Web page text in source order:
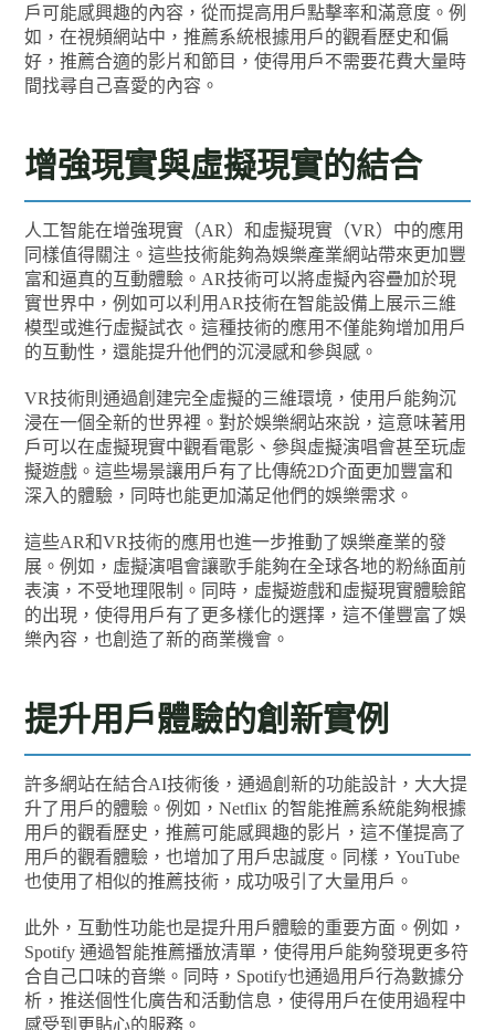
戶可能感興趣的內容，從而提高用戶點擊率和滿意度。例
如，在視頻網站中，推薦系統根據用戶的觀看歷史和偏
好，推薦合適的影片和節目，使得用戶不需要花費大量時
間找尋自己喜愛的內容。
增強現實與虛擬現實的結合
人工智能在增強現實（AR）和虛擬現實（VR）中的應用
同樣值得關注。這些技術能夠為娛樂產業網站帶來更加豐
富和逼真的互動體驗。AR技術可以將虛擬內容疊加於現
實世界中，例如可以利用AR技術在智能設備上展示三維
模型或進行虛擬試衣。這種技術的應用不僅能夠增加用戶
的互動性，還能提升他們的沉浸感和參與感。
VR技術則通過創建完全虛擬的三維環境，使用戶能夠沉
浸在一個全新的世界裡。對於娛樂網站來說，這意味著用
戶可以在虛擬現實中觀看電影、參與虛擬演唱會甚至玩虛
擬遊戲。這些場景讓用戶有了比傳統2D介面更加豐富和
深入的體驗，同時也能更加滿足他們的娛樂需求。
這些AR和VR技術的應用也進一步推動了娛樂產業的發
展。例如，虛擬演唱會讓歌手能夠在全球各地的粉絲面前
表演，不受地理限制。同時，虛擬遊戲和虛擬現實體驗館
的出現，使得用戶有了更多樣化的選擇，這不僅豐富了娛
樂內容，也創造了新的商業機會。
提升用戶體驗的創新實例
許多網站在結合AI技術後，通過創新的功能設計，大大提
升了用戶的體驗。例如，Netflix 的智能推薦系統能夠根據
用戶的觀看歷史，推薦可能感興趣的影片，這不僅提高了
用戶的觀看體驗，也增加了用戶忠誠度。同樣，YouTube
也使用了相似的推薦技術，成功吸引了大量用戶。
此外，互動性功能也是提升用戶體驗的重要方面。例如，
Spotify 通過智能推薦播放清單，使得用戶能夠發現更多符
合自己口味的音樂。同時，Spotify也通過用戶行為數據分
析，推送個性化廣告和活動信息，使得用戶在使用過程中
感受到更貼心的服務。